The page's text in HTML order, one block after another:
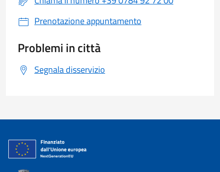
Prenotazione appuntamento
Problemi in città
Segnala disservizio